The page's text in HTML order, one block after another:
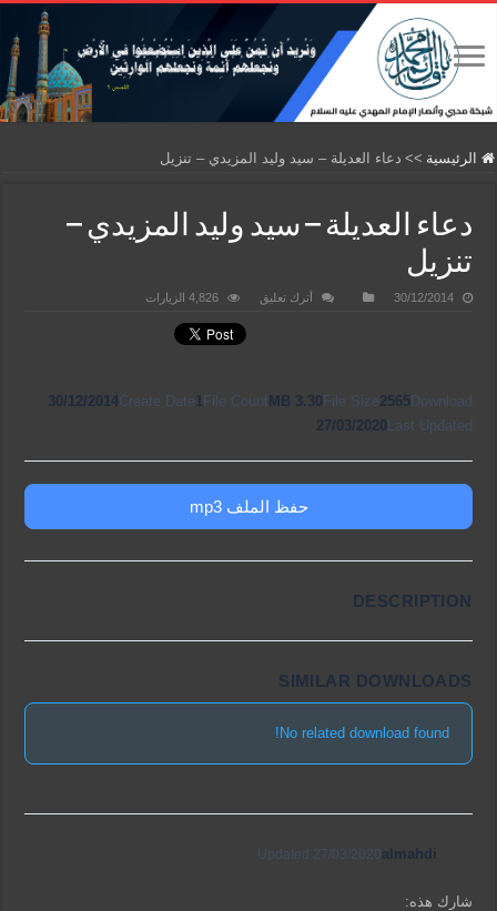
الرئيسية >> دعاء العديلة – سيد وليد المزيدي – تنزيل
دعاء العديلة – سيد وليد المزيدي –
تنزيل
30/12/2014 أترك تعليق 4,826 الزيارات
Download
2565
File Size
3.30 MB
File Count
1
Create Date
30/12/2014
Last Updated
27/03/2020
حفظ الملف mp3
DESCRIPTION
SIMILAR DOWNLOADS
No related download found!
almahdi
Updated 27/03/2020
شارك هذه: